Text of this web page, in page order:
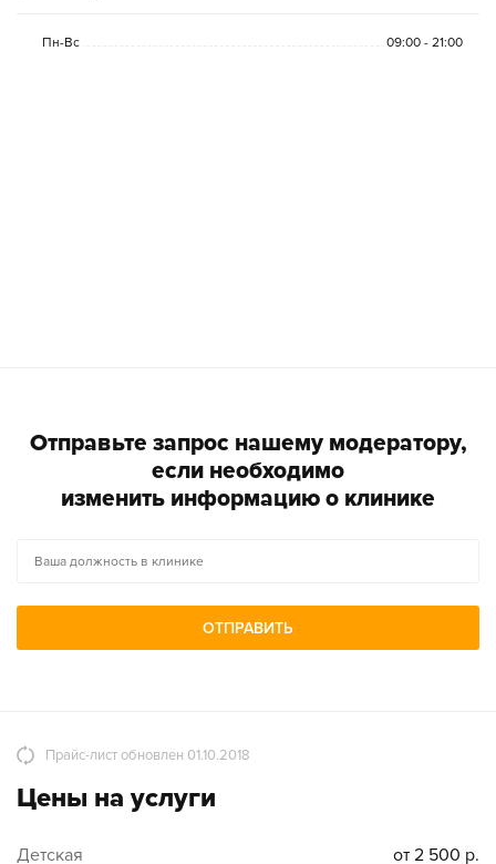
Пн-Вс 09:00 - 21:00
Отправьте запрос нашему модератору,
если необходимо
изменить информацию о клинике
ОТПРАВИТЬ
Цены на услуги
Прайс-лист обновлен 01.10.2018
Детская
от 2 500 р.